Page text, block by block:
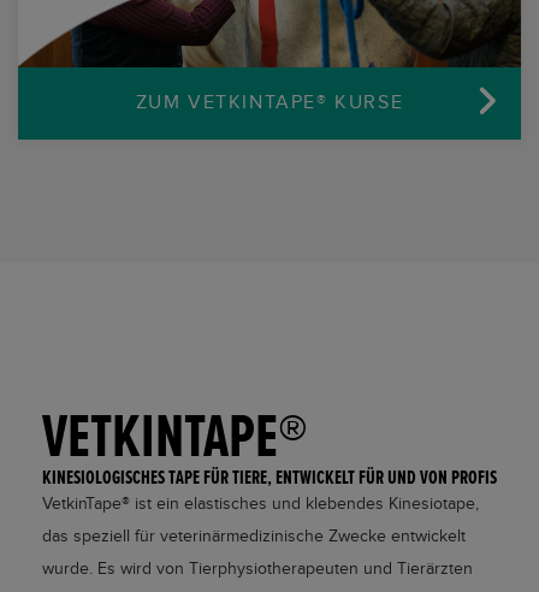
ZUM VETKINTAPE® KURSE
VETKINTAPE®
KINESIOLOGISCHES TAPE FÜR TIERE, ENTWICKELT FÜR UND VON PROFIS
VetkinTape® ist ein elastisches und klebendes Kinesiotape,
das speziell für veterinärmedizinische Zwecke entwickelt
wurde. Es wird von Tierphysiotherapeuten und Tierärzten